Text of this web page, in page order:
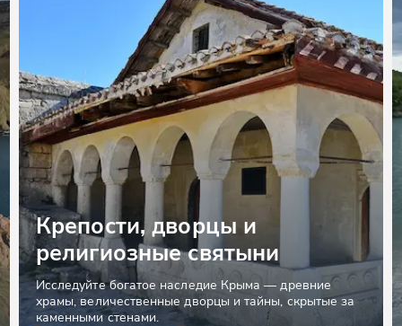
Крепости, дворцы и
религиозные святыни
Исследуйте богатое наследие Крыма — древние
храмы, величественные дворцы и тайны, скрытые за
каменными стенами.